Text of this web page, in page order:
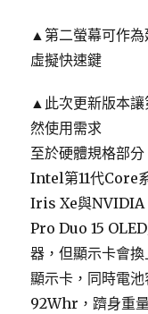
▲第二螢幕可作為
虛擬快速鍵
▲此次更新版本讓
然使用需求
至於硬體規格部
Intel第11代Core
Iris Xe與NVIDIA
Pro Duo 15
器，但顯示卡會
顯示卡，同時電
92Whr，躋身重